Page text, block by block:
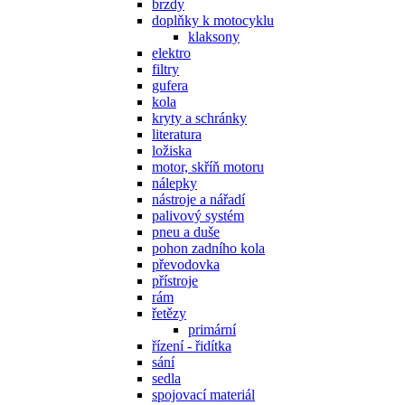
brzdy
doplňky k motocyklu
klaksony
elektro
filtry
gufera
kola
kryty a schránky
literatura
ložiska
motor, skříň motoru
nálepky
nástroje a nářadí
palivový systém
pneu a duše
pohon zadního kola
převodovka
přístroje
rám
řetězy
primární
řízení - řidítka
sání
sedla
spojovací materiál